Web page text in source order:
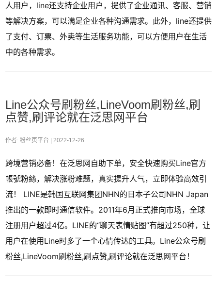
人用户，line还支持企业用户，提供了企业通讯、客服、营销
等解决方案，可以满足企业各种沟通需求。此外，line还提供
了支付、订票、外卖等生活服务功能，可以方便用户在生活
中的各种需求。
Line公众号刷粉丝,LineVoom刷粉丝,刷
点赞,刷评论就在泛思网平台
作者: 粉丝页平台 | 2022-12-26
跨境营销必备！在泛思网自助下单，安全快速购买Line官方
帳號粉絲，解决涨粉难题，真实提升人气，立即体验高效引
流！ LINE是韩国互联网集团NHN的日本子公司NHN Japan
推出的一款即时通信软件。2011年6月正式推向市场，全球
注册用户超过4亿。LINE的“聊天表情贴图”有超过250种，让
用户在使用Line时多了一个心情传达的工具。Line公众号刷
粉丝,LineVoom刷粉丝,刷点赞,刷评论就在泛思网平台！